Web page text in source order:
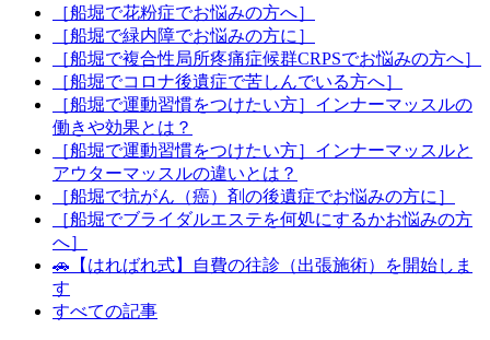
［船堀で花粉症でお悩みの方へ］
［船堀で緑内障でお悩みの方に］
［船堀で複合性局所疼痛症候群CRPSでお悩みの方へ］
［船堀でコロナ後遺症で苦しんでいる方へ］
［船堀で運動習慣をつけたい方］インナーマッスルの
働きや効果とは？
［船堀で運動習慣をつけたい方］インナーマッスルと
アウターマッスルの違いとは？
［船堀で抗がん（癌）剤の後遺症でお悩みの方に］
［船堀でブライダルエステを何処にするかお悩みの方
へ］
🚗【はればれ式】自費の往診（出張施術）を開始しま
す
すべての記事